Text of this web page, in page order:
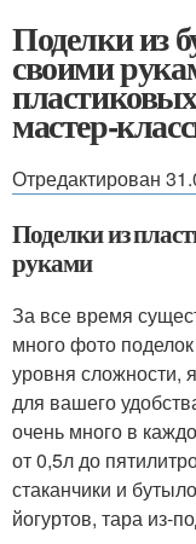
Поделки из
своими
мастер-
Отредактирован
Поделки из
руками
За все время
много фото
уровня сложности,
для вашего
очень много в
от 0,5л до
стаканчики и
йогуртов, тара из-